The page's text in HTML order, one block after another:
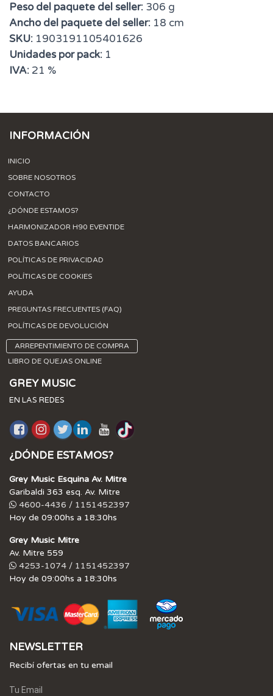
Peso del paquete del seller: 306 g
Ancho del paquete del seller: 18 cm
SKU: 1903191105401626
Unidades por pack: 1
IVA: 21 %
INFORMACIÓN
INICIO
SOBRE NOSOTROS
CONTACTO
¿DÓNDE ESTAMOS?
HARMONIZADOR H90 EVENTIDE
DATOS BANCARIOS
POLÍTICAS DE PRIVACIDAD
POLÍTICAS DE COOKIES
AYUDA
PREGUNTAS FRECUENTES (FAQ)
POLÍTICAS DE DEVOLUCIÓN
ARREPENTIMIENTO DE COMPRA
LIBRO DE QUEJAS ONLINE
GREY MUSIC
EN LAS REDES
¿DÓNDE ESTAMOS?
Grey Music Esquina Av. Mitre
Garibaldi 363 esq. Av. Mitre
4600-4436 / 1151452397
Hoy de 09:00hs a 18:30hs
Grey Music Mitre
Av. Mitre 559
4253-1074 / 1151452397
Hoy de 09:00hs a 18:30hs
NEWSLETTER
Recibí ofertas en tu email